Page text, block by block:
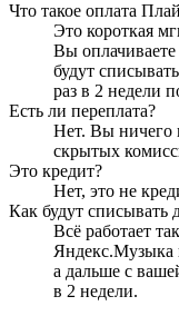
Что такое оплата
Это короткая
Вы оплачиваете
будут
раз в 2 недели
Есть ли переплата?
Нет. Вы ничего
скрытых
Это кредит?
Нет, это не
Как будут списывать
Всё работает
Яндекс.Музыка
а дальше с
в 2 недели.